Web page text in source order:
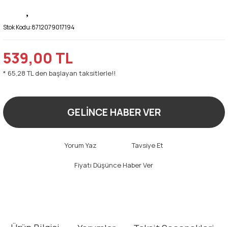
Stok Kodu:8712079017194
539,00 TL
* 65,28 TL den başlayan taksitlerle!!
GELİNCE HABER VER
Yorum Yaz Tavsiye Et
Fiyatı Düşünce Haber Ver